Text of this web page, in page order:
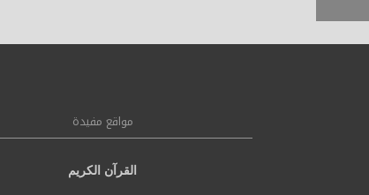
مواقع مفيدة
القرآن الكريم